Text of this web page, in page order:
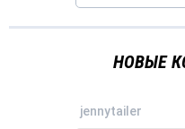
НОВЫЕ
jennytailer